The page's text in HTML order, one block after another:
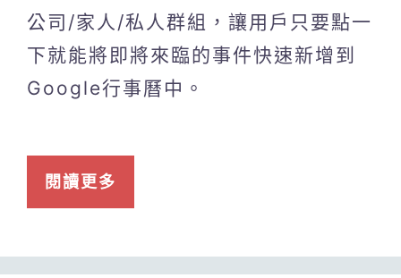
公司/家人/私人群組，讓用戶只要點一
下就能將即將來臨的事件快速新增到
Google行事曆中。
閱讀更多